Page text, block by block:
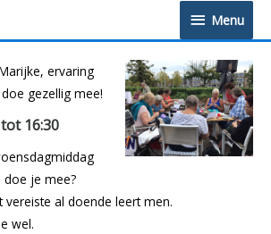
Menu
Menu
ervaring
gezellig mee!
16:30
je mee?
vereiste al doende leert men.
wel.